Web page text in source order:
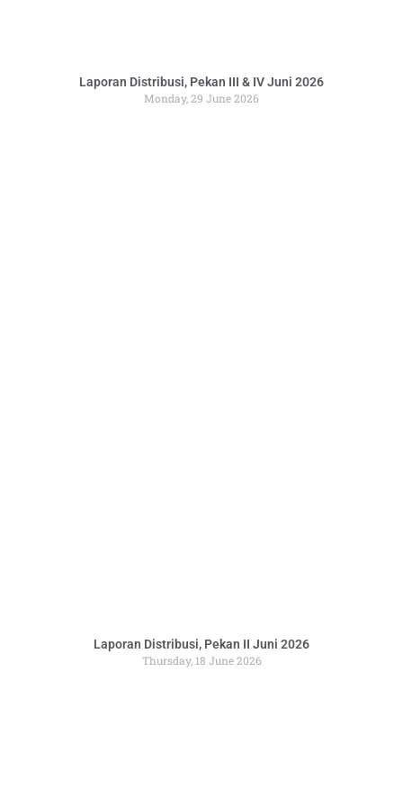
Laporan Distribusi, Pekan III & IV Juni 2026
Monday, 29 June 2026
Laporan Distribusi, Pekan II Juni 2026
Thursday, 18 June 2026